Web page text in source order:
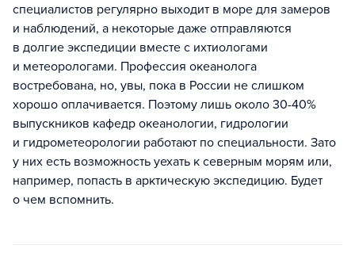
специалистов регулярно выходит в море для замеров
и наблюдений, а некоторые даже отправляются
в долгие экспедиции вместе с ихтиологами
и метеорологами. Профессия океанолога
востребована, но, увы, пока в России не слишком
хорошо оплачивается. Поэтому лишь около 30-40%
выпускников кафедр океанологии, гидрологии
и гидрометеорологии работают по специальности. Зато
у них есть возможность уехать к северным морям или,
например, попасть в арктическую экспедицию. Будет
о чем вспомнить.